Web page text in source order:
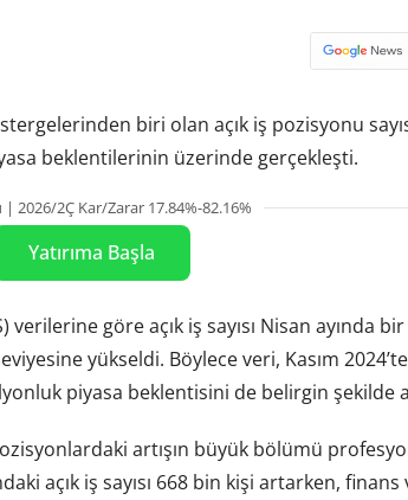
biri olan açık iş pozisyonu
beklentilerinin üzerinde gerçekleşti.
2026/2Ç Kar/Zarar 17.84%-82.16%
Yatırıma Başla
göre açık iş sayısı Nisan ayında
yükseldi. Böylece veri, Kasım
piyasa beklentisini de belirgin şekilde
artışın büyük bölümü
açık iş sayısı 668 bin kişi artarken, finans